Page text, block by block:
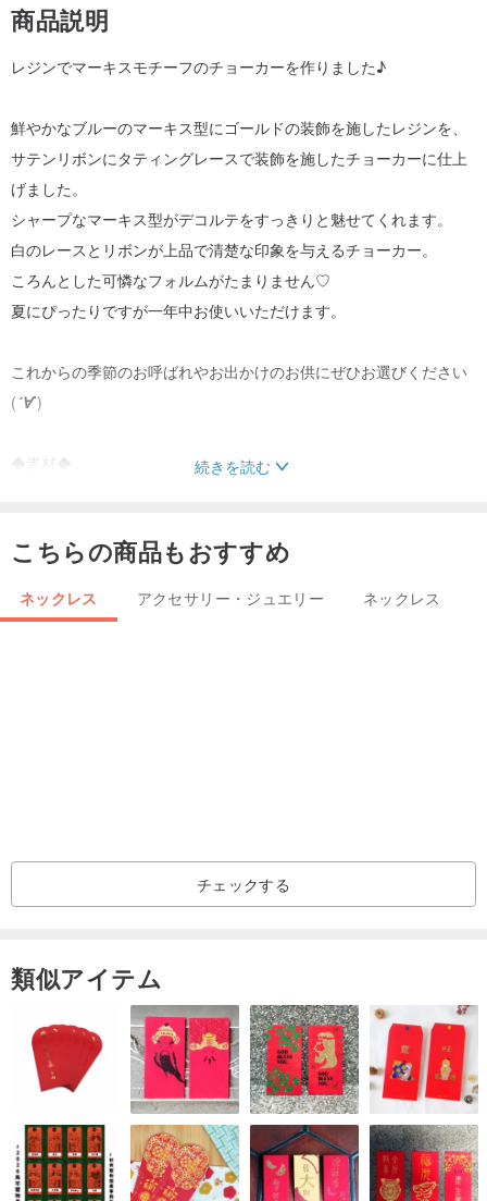
商品説明
レジンでマーキスモチーフのチョーカーを作りました♪
鮮やかなブルーのマーキス型にゴールドの装飾を施したレジンを、
サテンリボンにタティングレースで装飾を施したチョーカーに仕上
げました。
シャープなマーキス型がデコルテをすっきりと魅せてくれます。
白のレースとリボンが上品で清楚な印象を与えるチョーカー。
ころんとした可憐なフォルムがたまりません♡
夏にぴったりですが一年中お使いいただけます。
これからの季節のお呼ばれやお出かけのお供にぜひお選びください
( ´∀`)
◆素材◆
サテンリボン
◆サイズ◆
続きを読む
こちらの商品もおすすめ
ネックレス アクセサリー・ジュエリー ネックレス
チェックする
類似アイテム